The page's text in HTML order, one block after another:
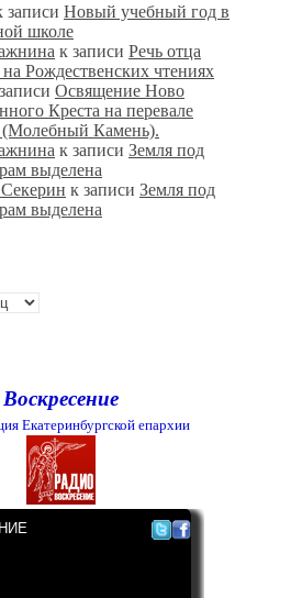
записи Новый учебный год в
школе
к записи Речь отца
Рождественских чтениях
Освящение Ново
Креста на перевале
(Молебный Камень).
к записи Земля под
выделена
к записи Земля под
выделена
Воскресение
Екатеринбургской епархии